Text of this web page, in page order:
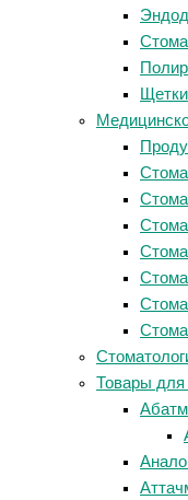
Щетки
Товары для